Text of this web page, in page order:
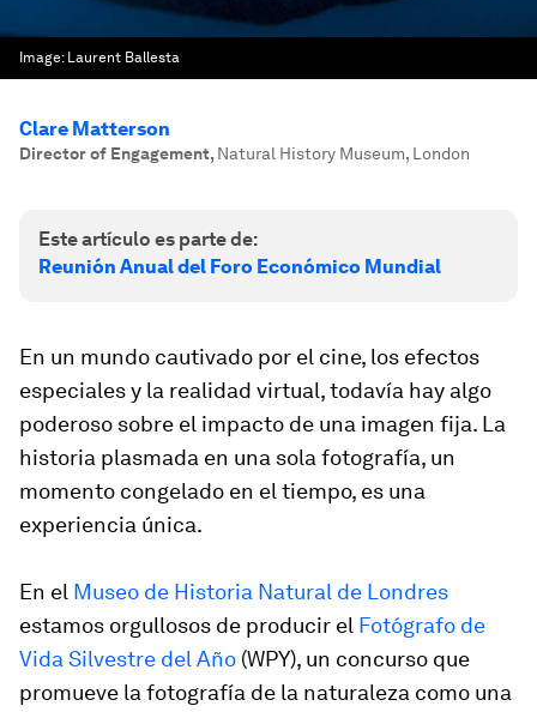
Image: Laurent Ballesta
Clare Matterson
Director of Engagement, Natural History Museum, London
Este artículo es parte de:
Reunión Anual del Foro Económico Mundial
En un mundo cautivado por el cine, los efectos
especiales y la realidad virtual, todavía hay algo
poderoso sobre el impacto de una imagen fija. La
historia plasmada en una sola fotografía, un
momento congelado en el tiempo, es una
experiencia única.
En el Museo de Historia Natural de Londres
estamos orgullosos de producir el Fotógrafo de
Vida Silvestre del Año (WPY), un concurso que
promueve la fotografía de la naturaleza como una